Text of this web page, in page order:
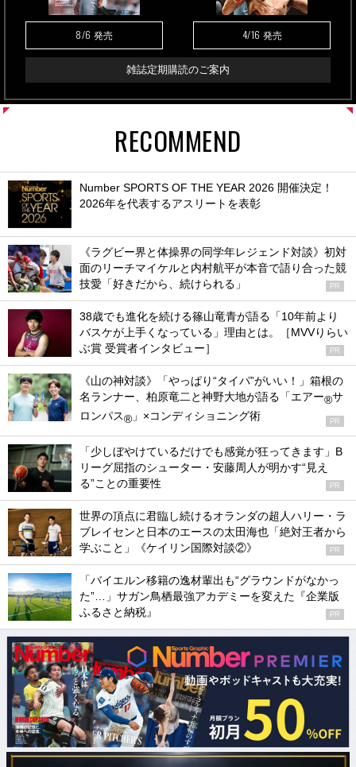
8/6 発売 4/16 発売
雑誌定期購読のご案内
RECOMMEND
Number SPORTS OF THE YEAR 2026 開催決定！
2026年を代表するアスリートを表彰
《ラグビー界と体操界の同学年レジェンド対談》初対
面のリーチマイケルと内村航平が本音で語り合った競
技愛「好きだから、続けられる」
PR
38歳でも進化を続ける篠山竜青が語る「10年前より
バスケが上手くなっている」理由とは。［MVVりらい
ぶ賞 受賞者インタビュー］
PR
《山の神対談》「やっぱり“タイパ”がいい！」箱根の
名ランナー、柏原竜二と神野大地が語る「エアー®サ
ロンパス® 」×コンディショニング術 PR
「少しぼやけているだけでも感覚が狂ってきます」B
リーグ屈指のシューター・安藤周人が明かす“見え
る”ことの重要性
PR
世界の頂点に君臨し続けるオランダの超人ハリー・ラ
ブレイセンと日本のエースの太田海也「絶対王者から
学ぶこと」《ケイリン国際対談②》
PR
「バイエルン移籍の逸材輩出も“グラウンドがなかっ
た”…」サガン鳥栖最強アカデミーを変えた『企業版
ふるさと納税』
PR